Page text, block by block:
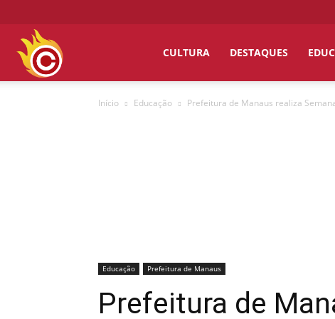
CULTURA DESTAQUES
Início Educação Prefeitura de Manaus realiza
Educação Prefeitura de Manaus
Prefeitura de